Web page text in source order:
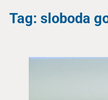
Tag: sloboda